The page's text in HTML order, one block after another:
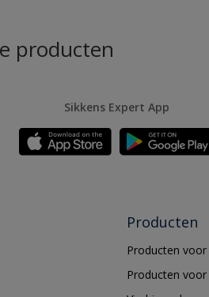
producten
Sikkens Expert App
Producten
Producten voor
Producten